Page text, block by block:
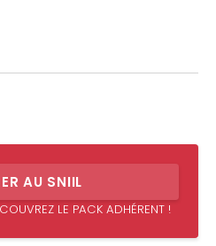
AU SNIIL
LE PACK ADHÉRENT !